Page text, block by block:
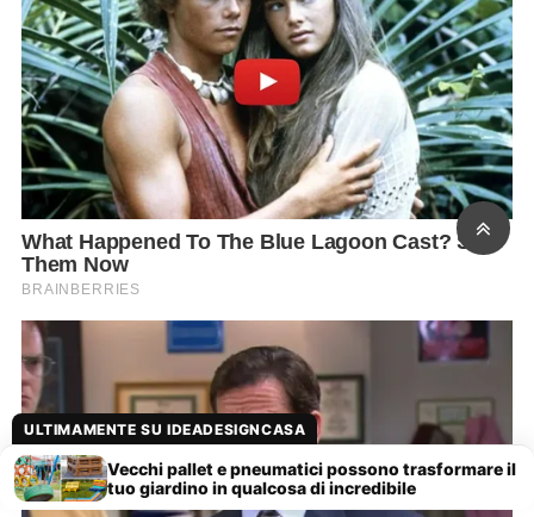
ULTIMAMENTE SU IDEADESIGNCASA
Vecchi pallet e pneumatici possono trasformare il
tuo giardino in qualcosa di incredibile